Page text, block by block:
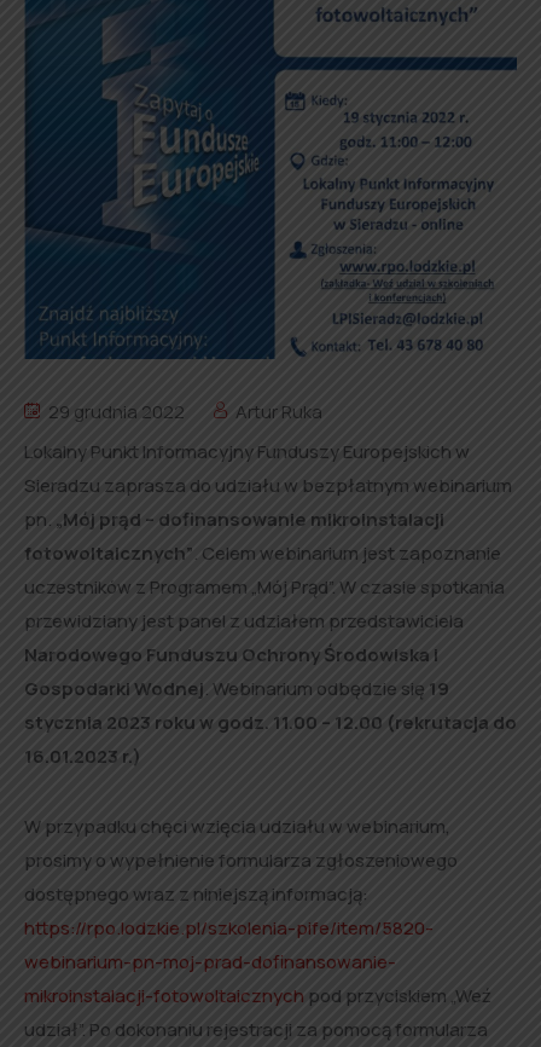
29 grudnia 2022
Artur Ruka
Lokalny Punkt Informacyjny Funduszy Europejskich w
Sieradzu zaprasza do udziału w bezpłatnym webinarium
pn. „Mój prąd – dofinansowanie mikroinstalacji
fotowoltaicznych”. Celem webinarium jest zapoznanie
uczestników z Programem „Mój Prąd”. W czasie spotkania
przewidziany jest panel z udziałem przedstawiciela
Narodowego Funduszu Ochrony Środowiska i
Gospodarki Wodnej. Webinarium odbędzie się 19
stycznia 2023 roku w godz. 11.00 – 12.00 (rekrutacja do
16.01.2023 r.)
W przypadku chęci wzięcia udziału w webinarium,
prosimy o wypełnienie formularza zgłoszeniowego
dostępnego wraz z niniejszą informacją:
https://rpo.lodzkie.pl/szkolenia-pife/item/5820-
webinarium-pn-moj-prad-dofinansowanie-
mikroinstalacji-fotowoltaicznych pod przyciskiem „Weź
udział”. Po dokonaniu rejestracji za pomocą formularza